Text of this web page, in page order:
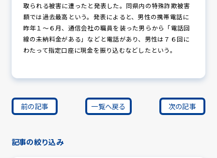
防犯対策情報
取られる被害に遭ったと発表した。同県内の特殊詐欺被害
額では過去最高という。発表によると、男性の携帯電話に
昨年１～６月、通信会社の職員を装った男らから「電話回
線の未納料金がある」などと電話があり、男性は７６回に
わたって指定口座に現金を振り込むなどしたという。
前の記事 一覧へ戻る 次の記事
記事の絞り込み